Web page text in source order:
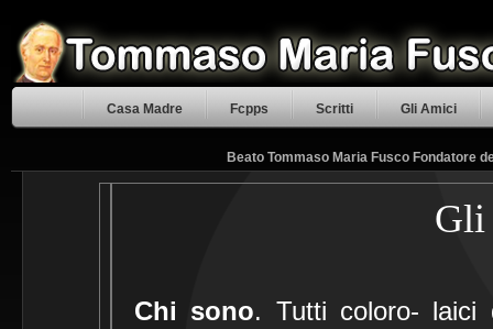
Casa Madre Fcpps Scritti Gli Amici
Beato Tommaso Maria Fusco Fondatore
Chi sono. Tutti coloro- laici